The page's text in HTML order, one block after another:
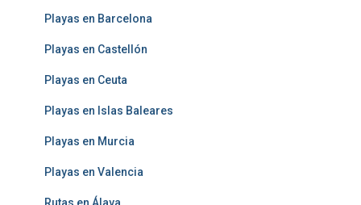
Playas en Barcelona
Playas en Castellón
Playas en Ceuta
Playas en Islas Baleares
Playas en Murcia
Playas en Valencia